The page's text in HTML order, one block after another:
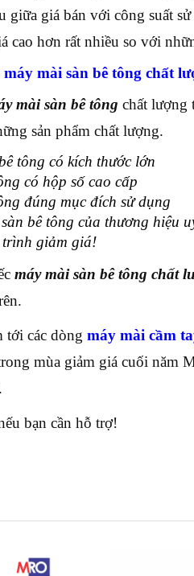
giữa giá bán với công suất
cao hơn rất nhiều so với
mài sàn bê tông chất
mài sàn bê tông chất lượng
sản phẩm chất lượng.
tông có kích thước lớn
có hộp số cao cấp
đúng mục đích sử dụng
bê tông của thương hiệu
trình giảm giá!
máy mài sàn bê tông chất
tới các dòng máy mài cầm
mùa giảm giá cuối năm
bạn cần hỗ trợ!